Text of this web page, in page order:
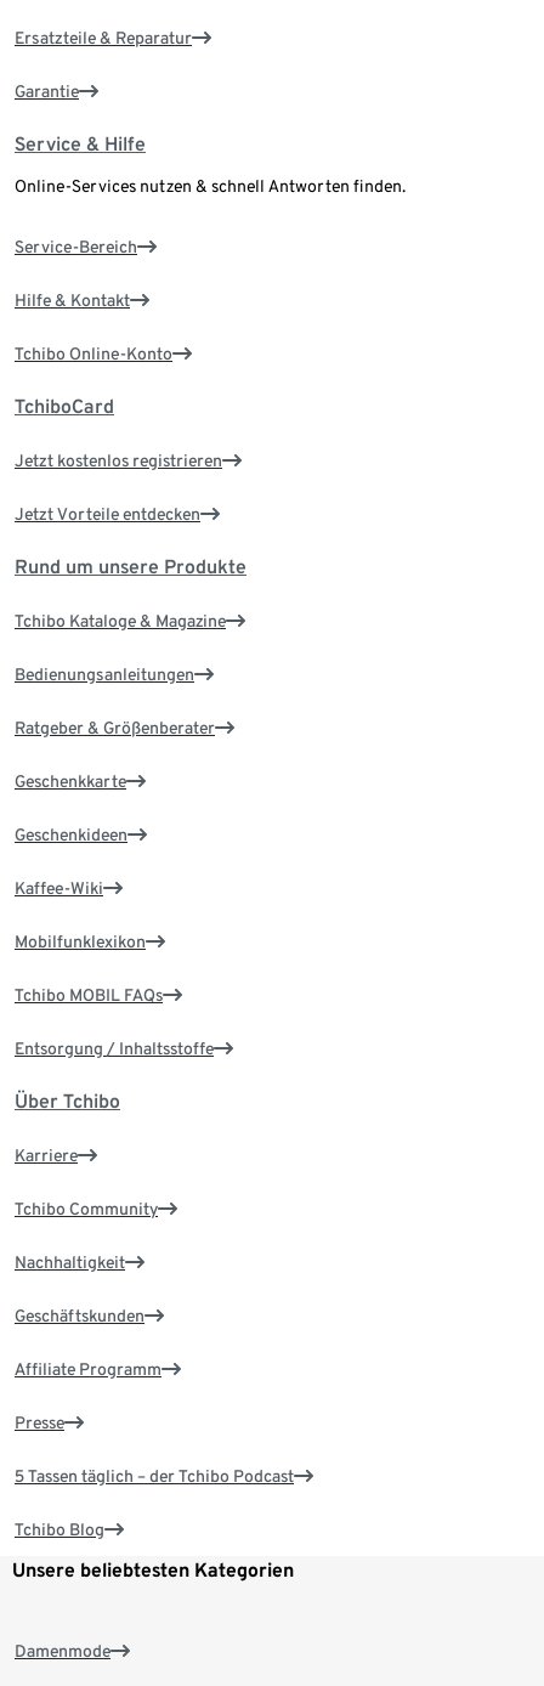
Ersatzteile & Reparatur
Garantie
Service & Hilfe
Online-Services nutzen & schnell Antworten finden.
Service-Bereich
Hilfe & Kontakt
Tchibo Online-Konto
TchiboCard
Jetzt kostenlos registrieren
Jetzt Vorteile entdecken
Rund um unsere Produkte
Tchibo Kataloge & Magazine
Bedienungsanleitungen
Ratgeber & Größenberater
Geschenkkarte
Geschenkideen
Kaffee-Wiki
Mobilfunklexikon
Tchibo MOBIL FAQs
Entsorgung / Inhaltsstoffe
Über Tchibo
Karriere
Tchibo Community
Nachhaltigkeit
Geschäftskunden
Affiliate Programm
Presse
5 Tassen täglich – der Tchibo Podcast
Tchibo Blog
Unsere beliebtesten Kategorien
Damenmode